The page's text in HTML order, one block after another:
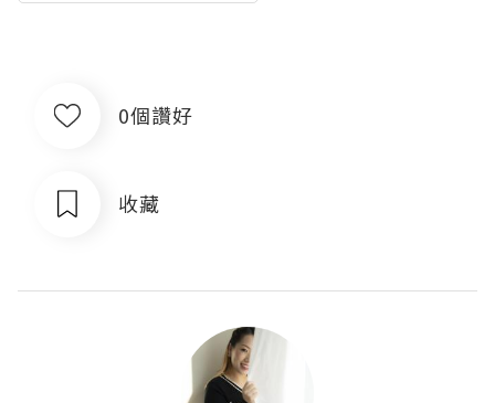
0個讚好
收藏